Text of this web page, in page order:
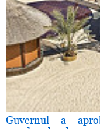
Guvernul a